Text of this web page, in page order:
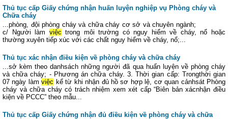
Thủ tục cấp Giấy chứng nhận huấn luyện nghiệp vụ Phòng cháy và
Chữa cháy
...phòng, đội phòng cháy và chữa cháy cơ sở và chuyên ngành;
c/ Người làm việc trong môi trường có nguy hiểm về cháy, nổ hoặc
thường xuyên tiếp xúc với các chất nguy hiểm về cháy, nổ;...
Thủ tục xác nhận điều kiện về phòng cháy và chữa cháy
...sở kèm theo danhsách những người đã qua huấn luyện về phòng cháy
và chữa cháy; - Phương án chữa cháy. 3. Thời gian cấp: Trongthời gian
07 ngày làmviệc kể từ khi nhận đủ hồ sơ hợp lệ, cơ quan cảnhsát Phòng
cháy và chữa cháy có trách nhiệm xem xét cấp “Biên bản xácnhận điều
kiện về PCCC” theo mẫu...
Thủ tục cấp Giấy chứng nhận đủ điều kiện về phòng cháy và chữa